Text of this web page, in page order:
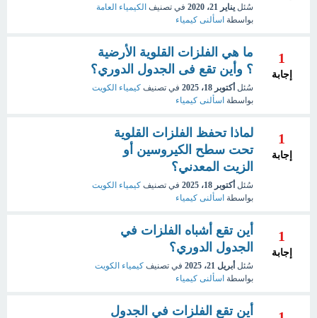
سُئل يناير 21، 2020 في تصنيف الكيمياء العامة
بواسطة اسألنى كيمياء
1
إجابة
ما هي الفلزات القلوية الأرضية
؟ وأين تقع فى الجدول الدوري؟
سُئل أكتوبر 18، 2025 في تصنيف كيمياء الكويت
بواسطة اسألنى كيمياء
1
إجابة
لماذا تحفظ الفلزات القلوية
تحت سطح الكيروسين أو
الزيت المعدني؟
سُئل أكتوبر 18، 2025 في تصنيف كيمياء الكويت
بواسطة اسألنى كيمياء
1
إجابة
أين تقع أشباه الفلزات في
الجدول الدوري؟
سُئل أبريل 21، 2025 في تصنيف كيمياء الكويت
بواسطة اسألنى كيمياء
أين تقع الفلزات في الجدول